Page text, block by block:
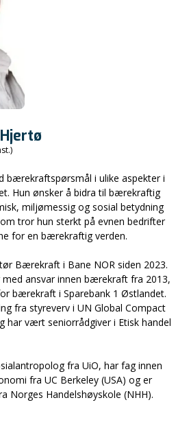
bærekraftspørsmål i ulike aspekter i
Hun ønsker å bidra til bærekraftig
miljømessig og sosial betydning
tror hun sterkt på evnen bedrifter
for en bærekraftig verden.
Bærekraft i Bane NOR siden 2023.
ansvar innen bærekraft fra 2013,
bærekraft i Sparebank 1 Østlandet.
fra styreverv i UN Global Compact
har vært seniorrådgiver i Etisk handel
fra UiO, har fag innen
fra UC Berkeley (USA) og er
Norges Handelshøyskole (NHH).